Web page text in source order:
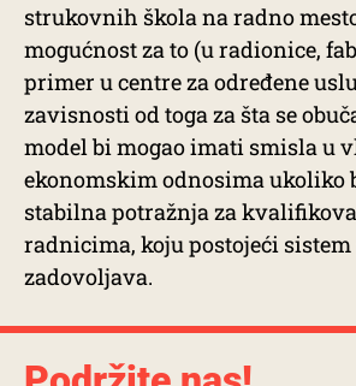
strukovnih škola na radno
mogućnost za to (u radionice,
primer u centre za određene
zavisnosti od toga za šta se
model bi mogao imati smisla u
ekonomskim odnosima ukoliko
stabilna potražnja za
radnicima, koju postojeći
zadovoljava.